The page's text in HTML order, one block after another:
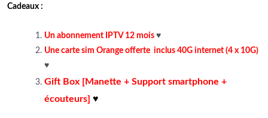
Cadeaux :
Un abonnement IPTV 12 mois♥
Une carte sim Orange offerte inclus 40G internet (4 x 10G)
♥
Gift Box [Manette + Support smartphone +
écouteurs] ♥